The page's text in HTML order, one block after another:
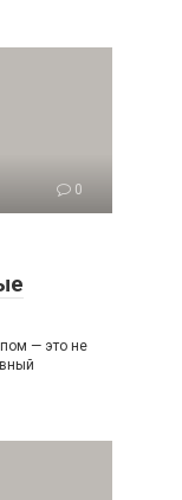
0
— это не